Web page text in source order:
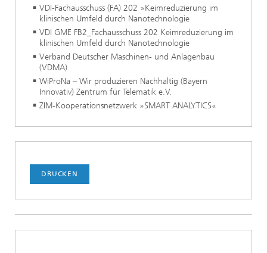
VDI-Fachausschuss (FA) 202 »Keimreduzierung im
klinischen Umfeld durch Nanotechnologie
VDI GME FB2_Fachausschuss 202 Keimreduzierung im
klinischen Umfeld durch Nanotechnologie
Verband Deutscher Maschinen- und Anlagenbau
(VDMA)
WiProNa – Wir produzieren Nachhaltig (Bayern
Innovativ) Zentrum für Telematik e.V.
ZIM-Kooperationsnetzwerk »SMART ANALYTICS«
DRUCKEN